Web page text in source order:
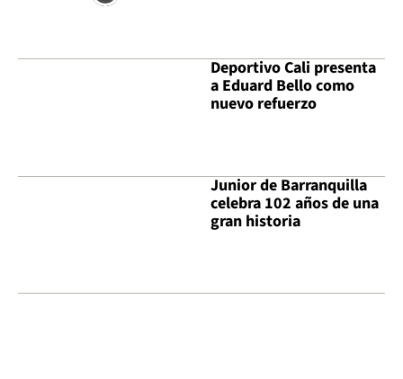
Deportivo Cali presenta
a Eduard Bello como
nuevo refuerzo
Junior de Barranquilla
celebra 102 años de una
gran historia